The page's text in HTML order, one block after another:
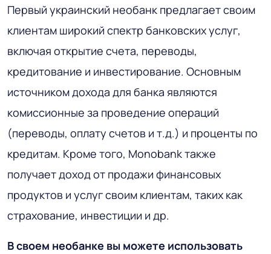
Первый украинский необанк предлагает своим
клиентам широкий спектр банковских услуг,
включая открытие счета, переводы,
кредитование и инвестирование. Основным
источником дохода для банка являются
комиссионные за проведение операций
(переводы, оплату счетов и т.д.) и проценты по
кредитам. Кроме того, Monobank также
получает доход от продажи финансовых
продуктов и услуг своим клиентам, таких как
страхование, инвестиции и др.
В своем необанке вы можете использовать